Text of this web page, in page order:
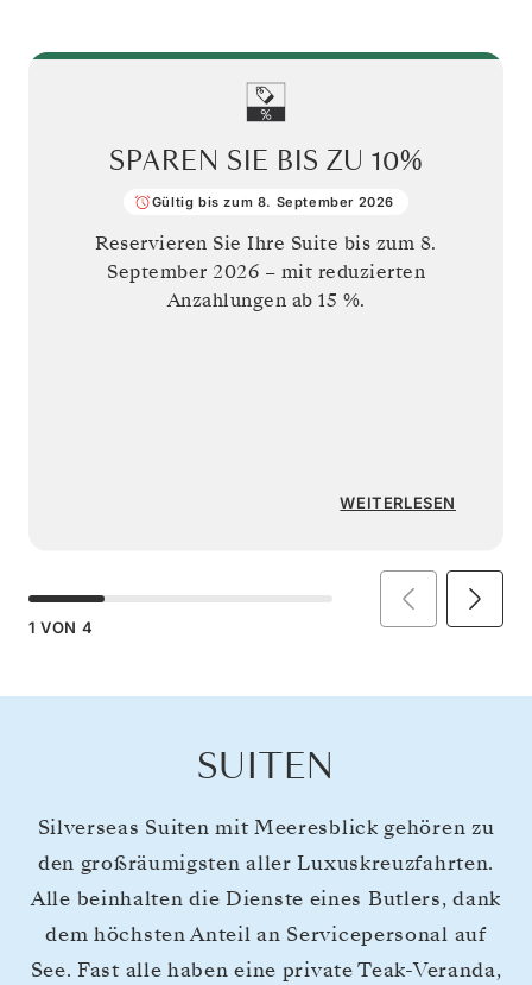
SPAREN SIE BIS ZU 10%
Gültig bis zum 8. September 2026
Reservieren Sie Ihre Suite bis zum 8.
September 2026 – mit reduzierten
Anzahlungen ab 15 %.
WEITERLESEN
1 VON 4
SUITEN
Silverseas Suiten mit Meeresblick gehören zu
den großräumigsten aller Luxuskreuzfahrten.
Alle beinhalten die Dienste eines Butlers, dank
dem höchsten Anteil an Servicepersonal auf
See. Fast alle haben eine private Teak-Veranda,